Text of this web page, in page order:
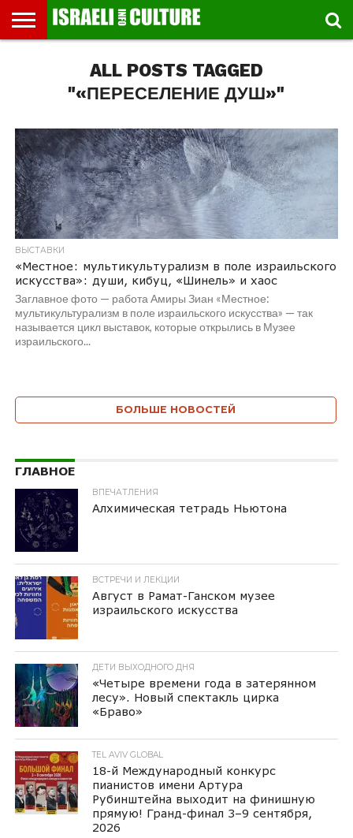
ФЕСТИВАЛЕЙ
ВЫХОДНОГО
ПРОГУЛЬЩИКА
ВПЕЧАТЛЕНИЯ
ЛЕКЦИИ
GLOBAL
ALL POSTS TAGGED
"«ПЕРЕСЕЛЕНИЕ ДУШ»"
ВЫСТАВКИ
«Местное: мультикультурализм в поле израильского
искусства»: души, кибуц, «Шинель» и хаос
Заглавное фото — работа Амиры Зиан «Местное:
мультикультурализм в поле израильского искусства» — так
называется цикл выставок, которые открылись в Музее
израильского...
БОЛЬШЕ НОВОСТЕЙ
ГЛАВНОЕ
ВПЕЧАТЛЕНИЯ
Алхимическая тетрадь Ньютона
ВСТРЕЧИ И ЛЕКЦИИ
Август в Рамат-Ганском музее
израильского искусства
ДЕТИ ВЫХОДНОГО ДНЯ
«Четыре времени года в затерянном
лесу». Новый спектакль цирка
«Браво»
TEL AVIV GLOBAL
18-й Международный конкурс
пианистов имени Артура
Рубинштейна выходит на финишную
прямую! Гранд-финал 3–9 сентября,
2026